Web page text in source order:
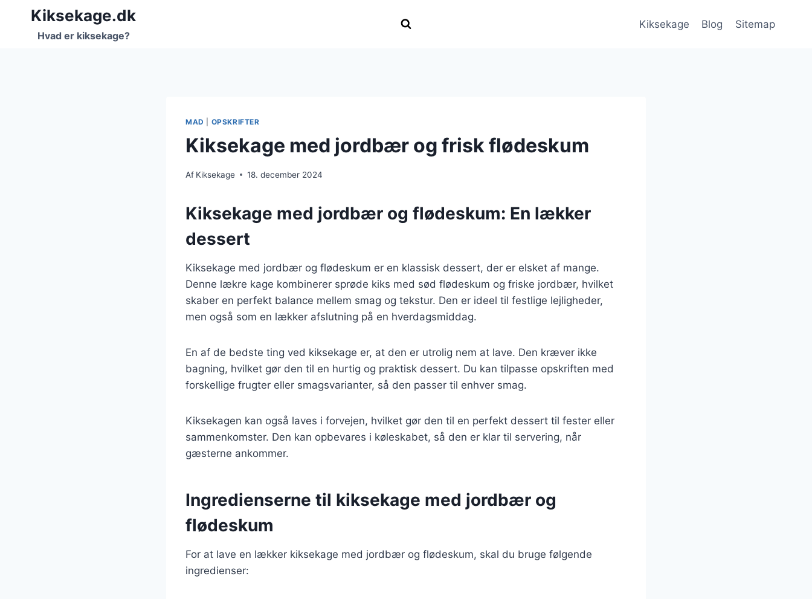
FortsætKiksekage.dk
Hvad er kiksekage?
Kiksekage Blog Sitemap
MAD OPSKRIFTER
Kiksekage med jordbær og frisk flødeskum
Af Kiksekage 18. december 2024
Kiksekage med jordbær og flødeskum: En lækker
dessert
Kiksekage med jordbær og flødeskum er en klassisk dessert, der er elsket af mange.
Denne lækre kage kombinerer sprøde kiks med sød flødeskum og friske jordbær, hvilket
skaber en perfekt balance mellem smag og tekstur. Den er ideel til festlige lejligheder,
men også som en lækker afslutning på en hverdagsmiddag.
En af de bedste ting ved kiksekage er, at den er utrolig nem at lave. Den kræver ikke
bagning, hvilket gør den til en hurtig og praktisk dessert. Du kan tilpasse opskriften med
forskellige frugter eller smagsvarianter, så den passer til enhver smag.
Kiksekagen kan også laves i forvejen, hvilket gør den til en perfekt dessert til fester eller
sammenkomster. Den kan opbevares i køleskabet, så den er klar til servering, når
gæsterne ankommer.
Ingredienserne til kiksekage med jordbær og
flødeskum
For at lave en lækker kiksekage med jordbær og flødeskum, skal du bruge følgende
ingredienser: